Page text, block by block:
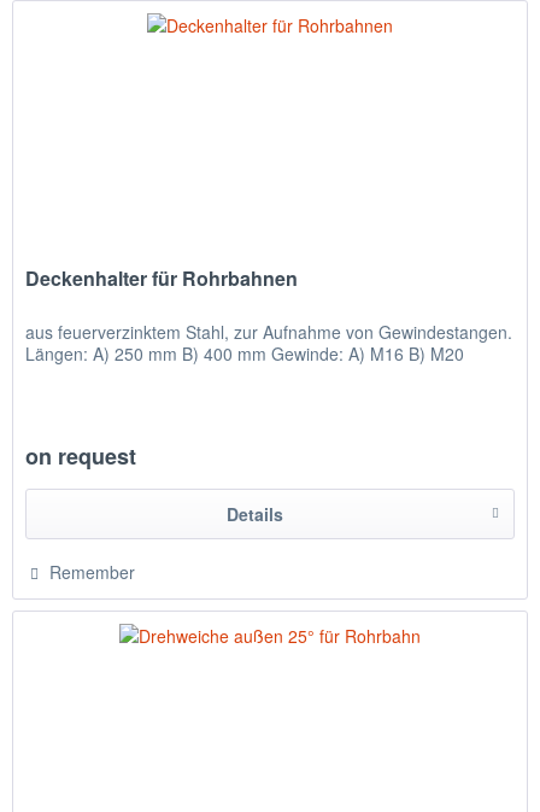
Deckenhalter für Rohrbahnen
aus feuerverzinktem Stahl, zur Aufnahme von Gewindestangen.
Längen: A) 250 mm B) 400 mm Gewinde: A) M16 B) M20
on request
Details
Remember